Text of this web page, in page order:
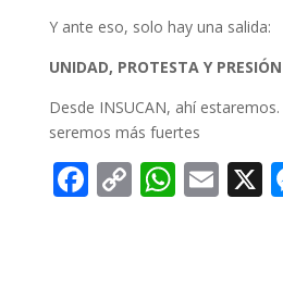
Y ante eso, solo hay una salida:
UNIDAD, PROTESTA Y
Desde INSUCAN, ahí
seremos más fuertes
F C W E X